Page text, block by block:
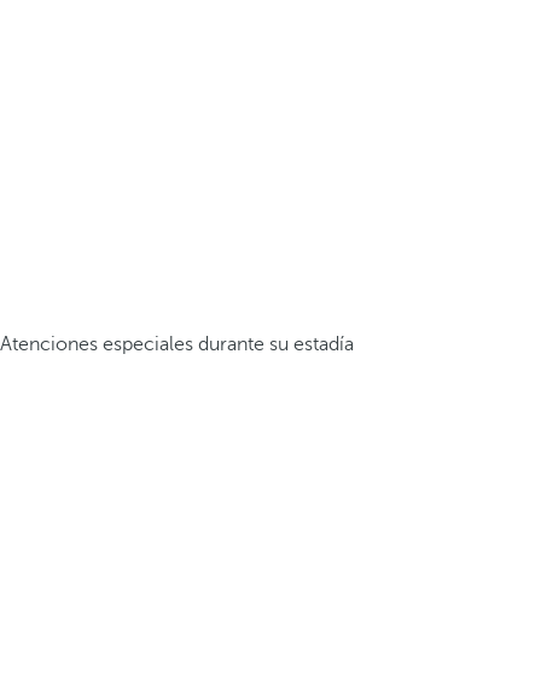
Atenciones especiales durante su estadía